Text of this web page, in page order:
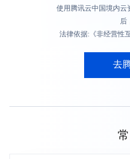
使用腾讯云中国境内云
后
法律依据:《非经营性
去